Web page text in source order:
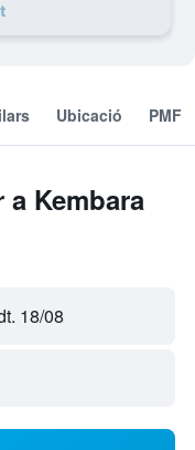
Ubicació PMF
Kembara
18/08